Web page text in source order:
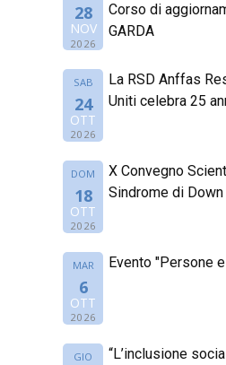
28
NOV
2026
Corso di
GARDA
SAB
24
OTT
2026
La RSD Anffas
Uniti celebra 25
DOM
18
OTT
2026
X Convegno
Sindrome di
MAR
6
OTT
2026
Evento "Persone
GIO
“L’inclusione